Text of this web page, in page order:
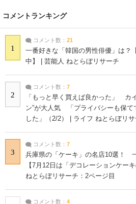
コメントランキング
1
コメント数： 21
一番好きな「韓国の男性俳優」は？
中】 | 芸能人 ねとらぼリサーチ
2
コメント数： 7
「もっと早く買えば良かった」 カ
ン”が大人気 「プライバシーも保て
した」（2/2） | ライフ ねとらぼリ
3
コメント数： 7
兵庫県の「ケーキ」の名店10選！
【7月12日は「デコレーションケー
ねとらぼリサーチ：2ページ目
コメント数： 4